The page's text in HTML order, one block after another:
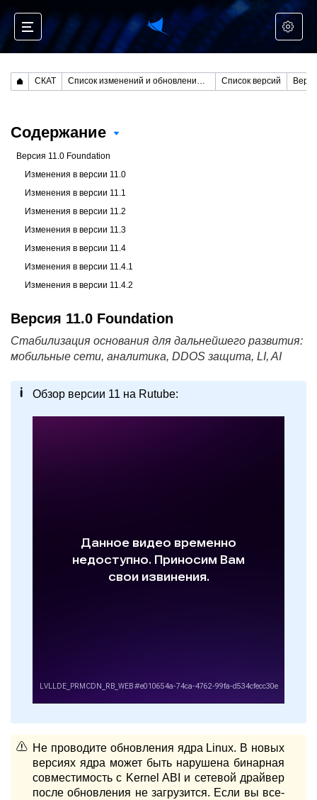
СКАТ Список изменений и обновление СКАТ Список версий
Содержание
Версия 11.0 Foundation
Изменения в версии 11.0
Изменения в версии 11.1
Изменения в версии 11.2
Изменения в версии 11.3
Изменения в версии 11.4
Изменения в версии 11.4.1
Изменения в версии 11.4.2
Версия 11.0 Foundation
Cтабилизация основания для дальнейшего развития:
мобильные сети, аналитика, DDOS защита, LI, AI
Обзор версии 11 на Rutube:
Не проводите обновления ядра Linux. В новых
версиях ядра может быть нарушена бинарная
совместимость с Kernel ABI и сетевой драйвер
после обновления не загрузится. Если вы все-